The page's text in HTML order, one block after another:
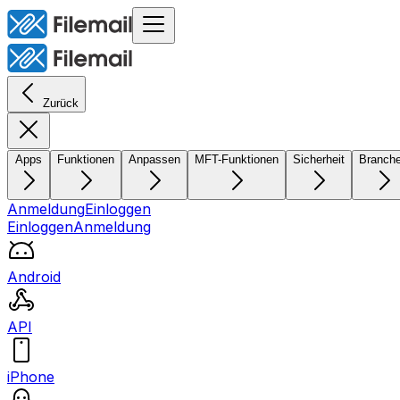
Zurück
Apps Funktionen Anpassen MFT-Funktionen Sicherheit
AnmeldungEinloggen
EinloggenAnmeldung
Android
API
iPhone